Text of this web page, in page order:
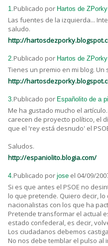
1.Publicado por Hartos de ZPorky
Las fuentes de la izquierda...
saludo.
http://
2.Publicado por Hartos de ZPorky
Tienes un premio en mi blog. Un
http://
3.Publicado por Españolito de a
Me ha gustado mucho el
carecen de proyecto político, el
que el 'rey está desnudo' el
Saludos.
http://espaniolito.blogia.com/
4.Publicado por jose el 04/09/
Si es que antes el PSOE no
lo que pretende. Quiero decir,
nacionalistas con los que ha
Pretende transformar el actual
estado confederal, es decir,
Los ciudadanos debemos
No nos debe temblar el pulso al